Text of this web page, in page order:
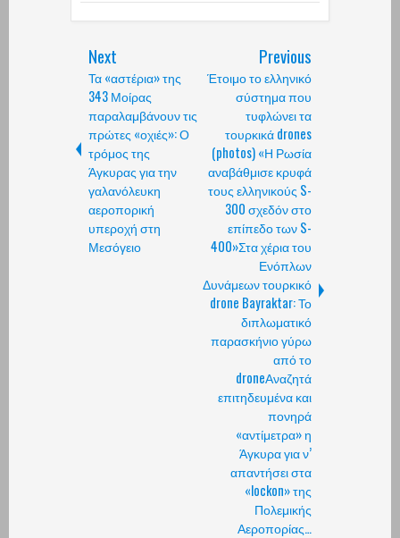
Next
Τα «αστέρια» της
343 Μοίρας
παραλαμβάνουν τις
πρώτες «οχιές»: Ο
τρόμος της
Άγκυρας για την
γαλανόλευκη
αεροπορική
υπεροχή στη
Μεσόγειο
Previous
Έτοιμο το ελληνικό
σύστημα που
τυφλώνει τα
τουρκικά drones
(photos) «Η Ρωσία
αναβάθμισε κρυφά
τους ελληνικούς S-
300 σχεδόν στο
επίπεδο των S-
400»Στα χέρια του
Ενόπλων
Δυνάμεων τουρκικό
drone Bayraktar: Το
διπλωματικό
παρασκήνιο γύρω
από το
droneΑναζητά
επιτηδευμένα και
πονηρά
«αντίμετρα» η
Άγκυρα για ν’
απαντήσει στα
«lockon» της
Πολεμικής
Αεροπορίας…